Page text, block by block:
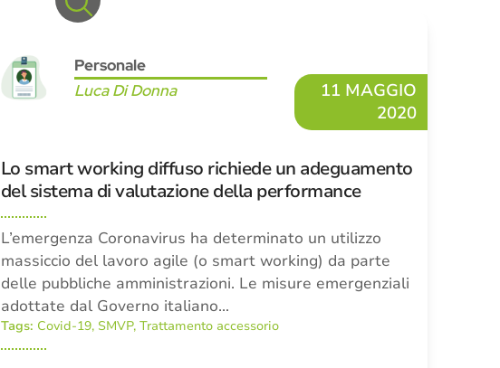
Personale
Luca Di Donna
11 MAGGIO
2020
Lo smart working diffuso richiede un adeguamento
del sistema di valutazione della performance
L’emergenza Coronavirus ha determinato un utilizzo
massiccio del lavoro agile (o smart working) da parte
delle pubbliche amministrazioni. Le misure emergenziali
adottate dal Governo italiano…
Tags: Covid-19, SMVP, Trattamento accessorio